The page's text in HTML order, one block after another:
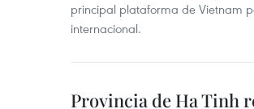
principal plataforma de Vietnam
internacional.
Provincia de Ha Tinh